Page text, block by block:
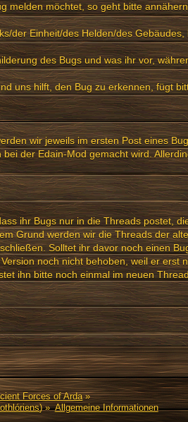
melden möchtet, so geht bitte
der Einheit/des Helden/des
des Bugs und was ihr vor,
uns hilft, den Bug zu erkennen, fügt
wir jeweils im ersten Post eines
der Edain-Mod gemacht wird.
ihr Bugs nur in die Threads postet,
Grund werden wir die Threads der
Solltet ihr davor noch einen
noch nicht behoben, weil er erst
ihn bitte noch einmal im neuen
Forces of Arda»
) » Allgemeine Informationen